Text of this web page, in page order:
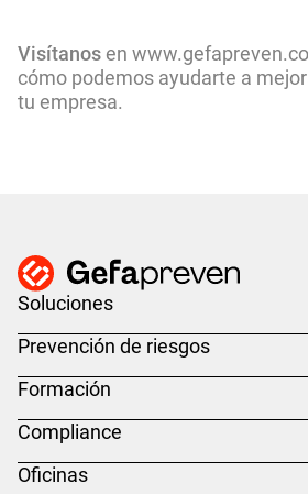
Visítanos en
cómo podemos ayudarte a
tu empresa.
Soluciones
Prevención de riesgos
Formación
Compliance
Oficinas